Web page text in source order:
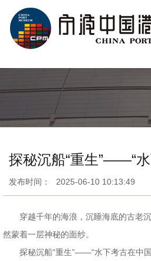
探秘沉船“重生”——“
发布时间： 2025-06-10 10:13:49
穿越千年的海浪，沉睡海底的古老沉
然蒙着一层神秘的面纱。
探秘沉船“重生”——“水下考古在中国”